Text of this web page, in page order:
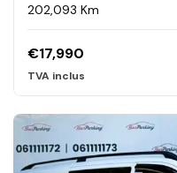
202,093 Km
€17,990